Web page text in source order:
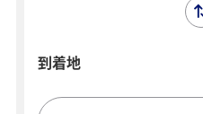
到着地